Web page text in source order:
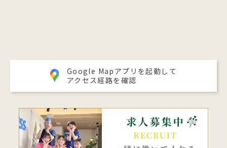
Google Mapアプリを起動して
アクセス経路を確認